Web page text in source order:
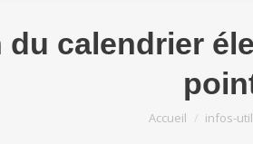
calendrier
Vous êtes ici :
Accueil infos-